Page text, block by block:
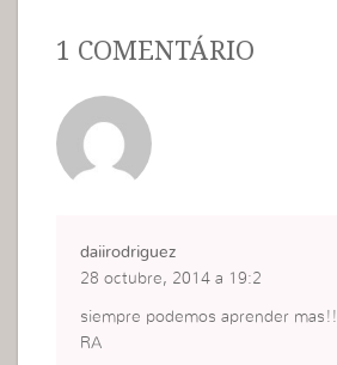
1 COMENTÁRIO
daiirodriguez
28 octubre, 2014 a 19:2
siempre podemos aprender mas!!
RA